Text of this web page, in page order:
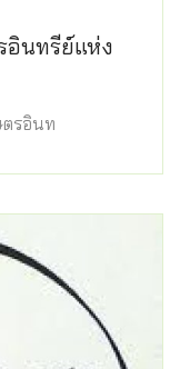
อินทรีย์แห่ง
รอินท